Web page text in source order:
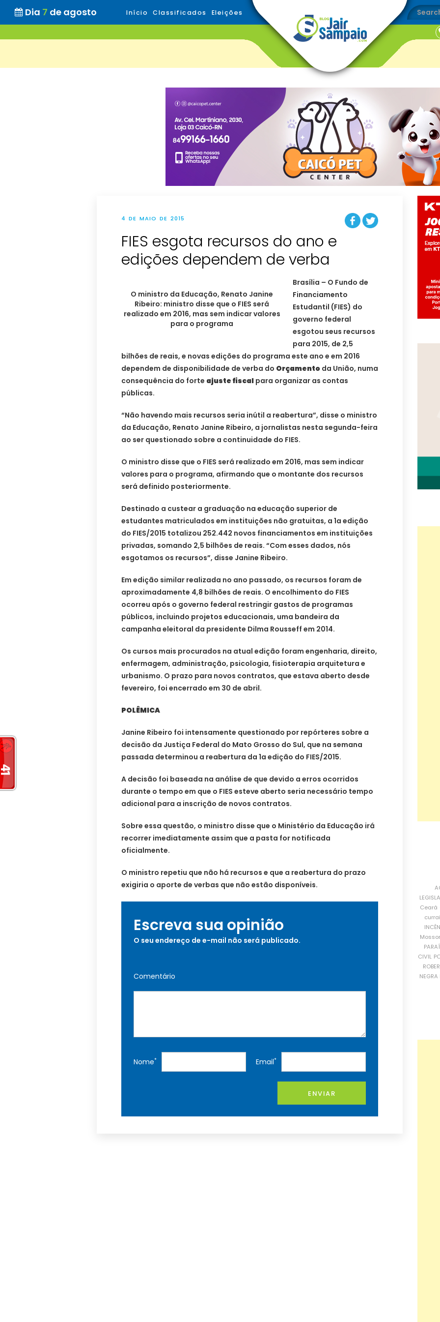
Dia 7 de agosto Início Classificados Eleições
4 DE MAIO DE 2015
FIES esgota recursos do ano e
edições dependem de verba
O ministro da Educação, Renato Janine
Ribeiro: ministro disse que o FIES será
realizado em 2016, mas sem indicar valores
para o programa
Brasília – O Fundo de
Financiamento
Estudantil (FIES) do
governo federal
esgotou seus recursos
para 2015, de 2,5
bilhões de reais, e novas edições do programa este ano e em 2016
dependem de disponibilidade de verba do Orçamento da União, numa
consequência do forte ajuste fiscal para organizar as contas
públicas.
“Não havendo mais recursos seria inútil a reabertura”, disse o ministro
da Educação, Renato Janine Ribeiro, a jornalistas nesta segunda-feira
ao ser questionado sobre a continuidade do FIES.
O ministro disse que o FIES será realizado em 2016, mas sem indicar
valores para o programa, afirmando que o montante dos recursos
será definido posteriormente.
Destinado a custear a graduação na educação superior de
estudantes matriculados em instituições não gratuitas, a 1a edição
do FIES/2015 totalizou 252.442 novos financiamentos em instituições
privadas, somando 2,5 bilhões de reais. “Com esses dados, nós
esgotamos os recursos”, disse Janine Ribeiro.
Em edição similar realizada no ano passado, os recursos foram de
aproximadamente 4,8 bilhões de reais. O encolhimento do FIES
ocorreu após o governo federal restringir gastos de programas
públicos, incluindo projetos educacionais, uma bandeira da
campanha eleitoral da presidente Dilma Rousseff em 2014.
Os cursos mais procurados na atual edição foram engenharia, direito,
enfermagem, administração, psicologia, fisioterapia arquitetura e
urbanismo. O prazo para novos contratos, que estava aberto desde
fevereiro, foi encerrado em 30 de abril.
POLÊMICA
Janine Ribeiro foi intensamente questionado por repórteres sobre a
decisão da Justiça Federal do Mato Grosso do Sul, que na semana
passada determinou a reabertura da 1a edição do FIES/2015.
A decisão foi baseada na análise de que devido a erros ocorridos
durante o tempo em que o FIES esteve aberto seria necessário tempo
adicional para a inscrição de novos contratos.
Sobre essa questão, o ministro disse que o Ministério da Educação irá
recorrer imediatamente assim que a pasta for notificada
oficialmente.
O ministro repetiu que não há recursos e que a reabertura do prazo
exigiria o aporte de verbas que não estão disponíveis.
Escreva sua opinião
O seu endereço de e-mail não será publicado.
Comentário
Nome* Email*
ENVIAR
Ceará
CIVIL
NEGRA